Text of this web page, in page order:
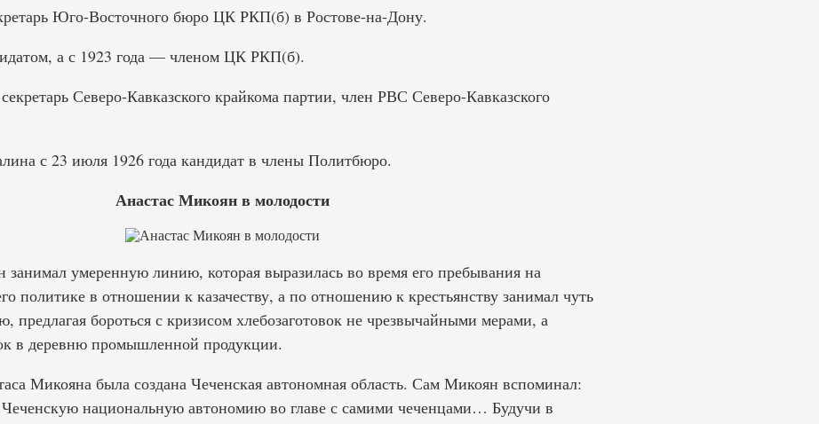
Юго-Восточного бюро ЦК РКП(б) в Ростове-на-Дону.
а с 1923 года — членом ЦК РКП(б).
Северо-Кавказского крайкома партии, член РВС Северо-Кавказского
с 23 июля 1926 года кандидат в члены Политбюро.
Анастас Микоян в молодости
умеренную линию, которая выразилась во время его пребывания на
политике в отношении к казачеству, а по отношению к крестьянству занимал чуть
предлагая бороться с кризисом хлебозаготовок не чрезвычайными мерами, а
в деревню промышленной продукции.
Микояна была создана Чеченская автономная область. Сам Микоян вспоминал:
Чеченскую национальную автономию во главе с самими чеченцами… Будучи в